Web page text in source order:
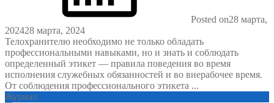
Posted on28 марта,
202428 марта, 2024
Телохранителю необходимо не только обладать
профессиональными навыками, но и знать и соблюдать
определенный этикет — правила поведения во время
исполнения служебных обязанностей и во внерабочее время.
От соблюдения профессионального этикета ...
Журнал